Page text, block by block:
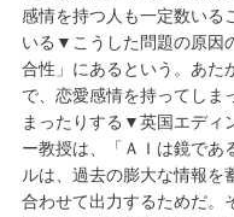
感情を持つ人も一定数いる
いる▼こうした問題の原因
合性」にあるという。あた
で、恋愛感情を持ってしま
まったりする▼英国エディ
ー教授は、「ＡＩは鏡であ
ルは、過去の膨大な情報を
合わせて出力するためだ。